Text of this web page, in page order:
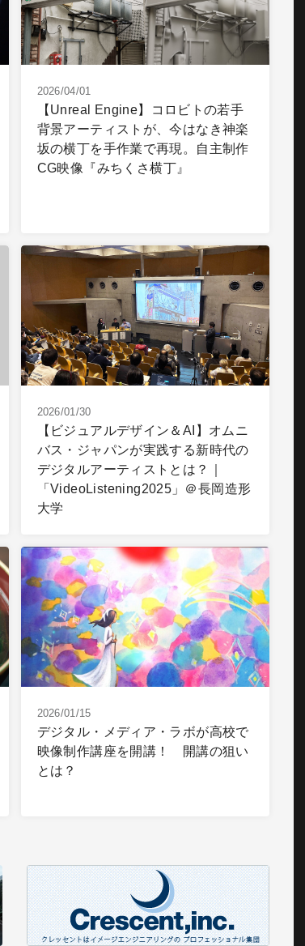
2026/04/01
【Unreal Engine】コロビトの若手
背景アーティストが、今はなき神楽
坂の横丁を手作業で再現。自主制作
CG映像『みちくさ横丁』
2026/01/30
【ビジュアルデザイン＆AI】オムニ
バス・ジャパンが実践する新時代の
デジタルアーティストとは？｜
「VideoListening2025」＠長岡造形
大学
2026/01/15
デジタル・メディア・ラボが高校で
映像制作講座を開講！ 開講の狙い
とは？